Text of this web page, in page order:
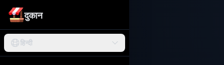
दुकान
हिन्दी